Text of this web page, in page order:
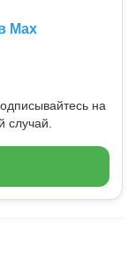
Max
на
случай.